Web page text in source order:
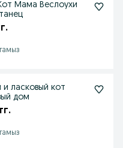
Мама Веслоухи
и ласковый кот
дом